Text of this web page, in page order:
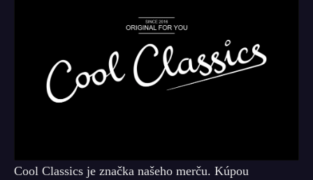
Cool Classics je značka našeho merču. Kúpou